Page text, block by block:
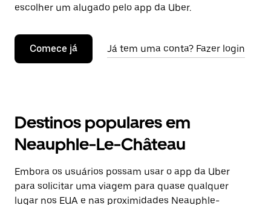
escolher um alugado pelo app da Uber.
Comece já Já tem uma conta? Fazer login
Destinos populares em
Neauphle-Le-Château
Embora os usuários possam usar o app da Uber
para solicitar uma viagem para quase qualquer
lugar nos EUA e nas proximidades Neauphle-